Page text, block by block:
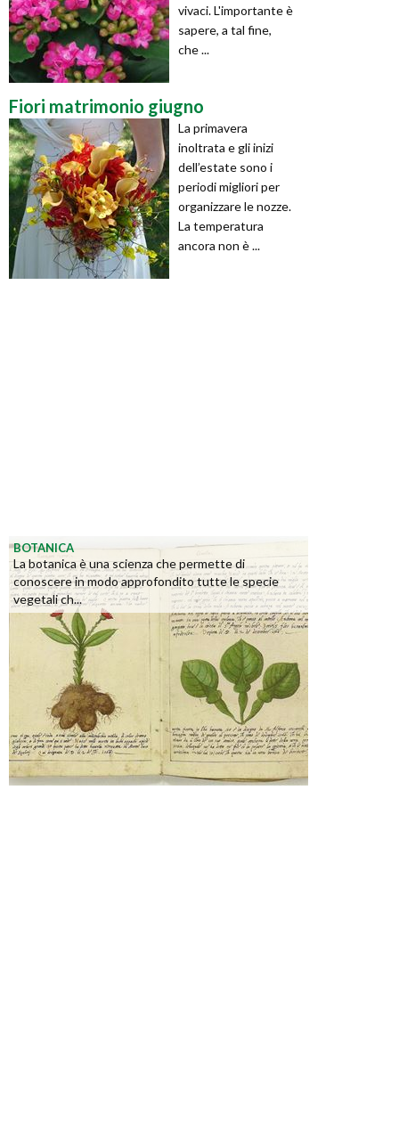
vivaci. L'importante è
sapere, a tal fine,
che ...
Fiori matrimonio giugno
La primavera
inoltrata e gli inizi
dell’estate sono i
periodi migliori per
organizzare le nozze.
La temperatura
ancora non è ...
BOTANICA
La botanica è una scienza che permette di
conoscere in modo approfondito tutte le specie
vegetali ch...